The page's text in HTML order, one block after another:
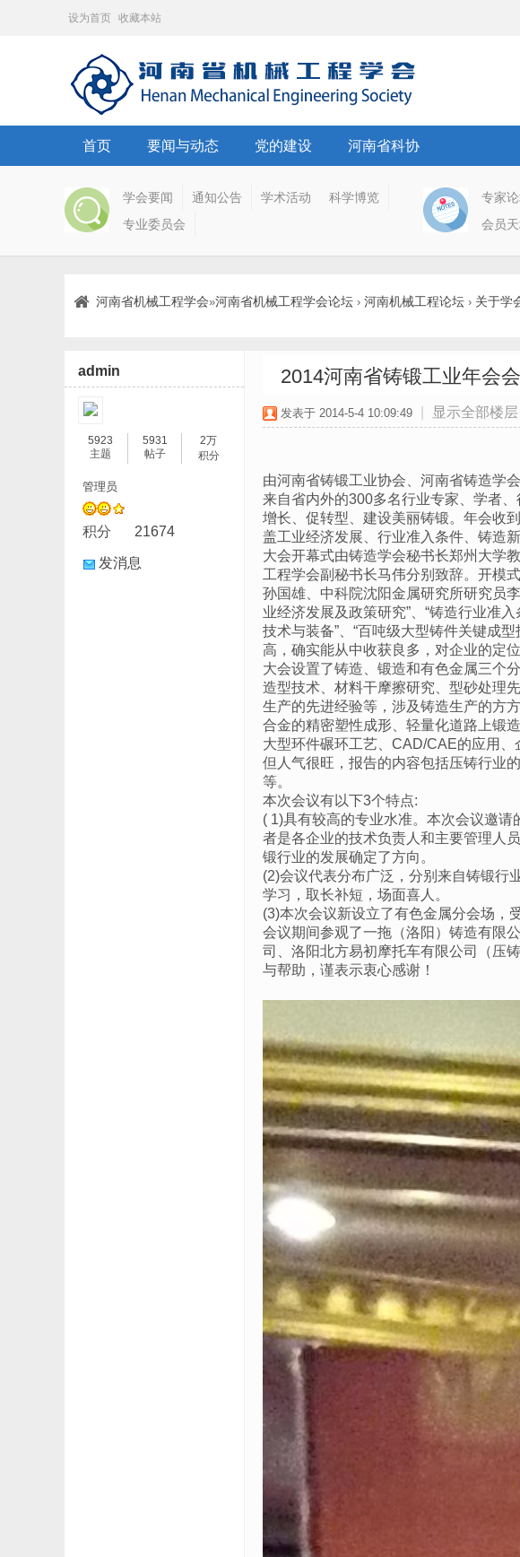
设为首页 收藏本站
首页 要闻与动态 党的建设 河南省科协
学会要闻 通知公告 学术活动
科学博览
专业委员会
专家
会员
河南省机械工程学会»河南省机械工程学会论坛 › 河南机械工程论坛 › 关于学
admin
5923
主题
5931
帖子
2万
积分
管理员
积分 21674
发消息
2014河南省铸锻工业年会
发表于 2014-5-4 10:09:49 显示全部楼层
由河南省铸锻工业协会、河南省铸造学
来自省内外的300多名行业专家、学者
增长、促转型、建设美丽铸锻。年会收
盖工业经济发展、行业准入条件、铸造
大会开幕式由铸造学会秘书长郑州大学
工程学会副秘书长马伟分别致辞。开模
孙国雄、中科院沈阳金属研究所研究员
业经济发展及政策研究”、“铸造行业准
技术与装备”、“百吨级大型铸件关键成
高，确实能从中收获良多，对企业的定
大会设置了铸造、锻造和有色金属三个
造型技术、材料干摩擦研究、型砂处理
生产的先进经验等，涉及铸造生产的方
合金的精密塑性成形、轻量化道路上锻
大型环件碾环工艺、CAD/CAE的应用
但人气很旺，报告的内容包括压铸行业
等。
本次会议有以下3个特点:
( 1)具有较高的专业水准。本次会议邀
者是各企业的技术负责人和主要管理人
锻行业的发展确定了方向。
(2)会议代表分布广泛，分别来自铸锻行
学习，取长补短，场面喜人。
(3)本次会议新设立了有色金属分会场，
会议期间参观了一拖（洛阳）铸造有限
司、洛阳北方易初摩托车有限公司（压
与帮助，谨表示衷心感谢！